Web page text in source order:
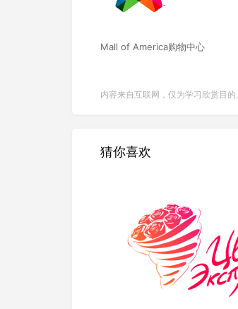
Mall of America购物中心
内容来自互联网，仅为学习欣赏目
猜你喜欢